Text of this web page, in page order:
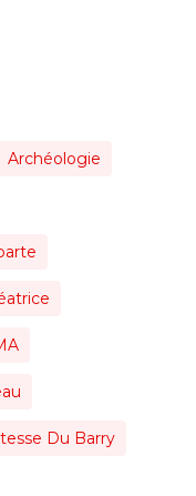
Archéologie
Du Barry